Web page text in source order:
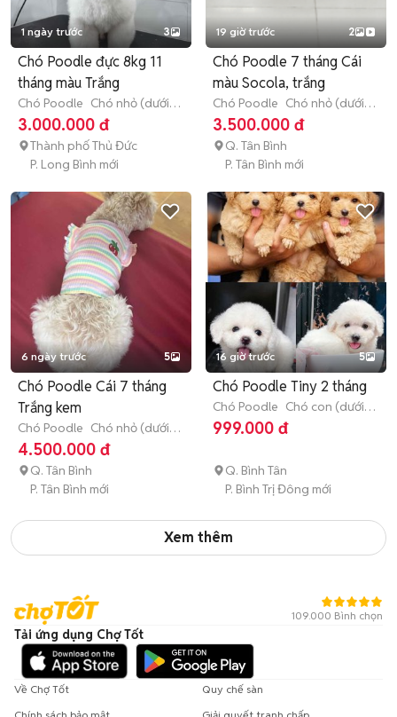
1 ngày trước 3
Chó Poodle đực 8kg 11
tháng màu Trắng
Chó Poodle Chó nhỏ (dưới 1
năm tuổi)
3.000.000 đ
Thành phố Thủ Đức
P. Long Bình mới
19 giờ trước 2
Chó Poodle 7 tháng Cái
màu Socola, trắng
Chó Poodle Chó nhỏ (dưới 1
năm tuổi)
3.500.000 đ
Q. Tân Bình
P. Tân Bình mới
6 ngày trước 5
Chó Poodle Cái 7 tháng
Trắng kem
Chó Poodle Chó nhỏ (dưới 1
năm tuổi)
4.500.000 đ
Q. Tân Bình
P. Tân Bình mới
16 giờ trước 5
Chó Poodle Tiny 2 tháng
Chó Poodle Chó con (dưới 3
tháng tuổi)
999.000 đ
Q. Bình Tân
P. Bình Trị Đông mới
Xem thêm
109.000 Bình chọn
Tải ứng dụng Chợ Tốt
Về Chợ Tốt
Quy chế sàn